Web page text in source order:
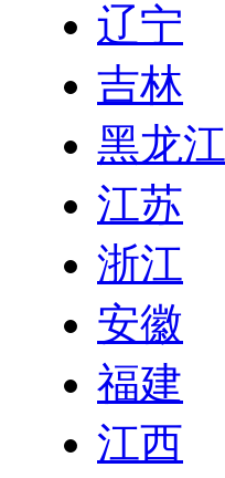
辽宁
吉林
黑龙江
江苏
浙江
安徽
福建
江西